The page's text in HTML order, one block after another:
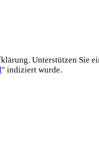
Unterstützen Sie
" indiziert wurde.